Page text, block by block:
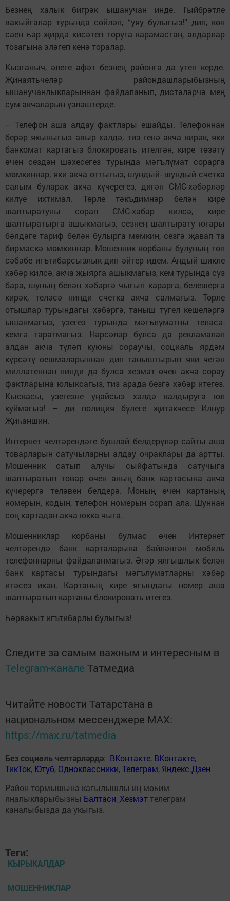
Безнең халык бигрәк ышанучан инде. Гыйбрәтле
вакыйгалар турында сөйләп, “уяу булыгыз!” дип, көн
саен һәр җирдә кисәтеп торуга карамастан, алдарлар
тозагына эләгеп кенә торалар.
Кызганыч, әлеге афәт безнең районга да үтеп керде.
Җинаятьчеләр райондашларыбызның
ышанучанлыкларыннан файдаланып, дистәләрчә мең
сум акчаларын үзләштерде.
– Телефон аша алдау фактлары ешайды. Телефоннан
берәр якыныгыз авыр хәлдә, тиз генә акча кирәк, яки
банкомат картагыз блокировать ителгән, кире төзәтү
өчен сездән шәхесегез турында мәгълүмат сорарга
мөмкиннәр, яки акча оттыгыз, шундый- шундый счетка
салым буларак акча күчерегез, дигән СМС-хәбәрләр
килүе ихтимал. Төрле тәкъдимнәр белән кире
шалтыратуны сорап СМС-хәбәр килсә, кире
шалтыратырга ашыкмагыз, сезнең шалтырату югары
бәядәге тариф белән булырга мөмкин, сезгә җавап та
бирмәскә мөмкиннәр. Мошенник корбаны булуның төп
сәбәбе игътибарсызлык дип әйтер идем. Андый шикле
хәбәр килсә, акча җыярга ашыкмагыз, кем турында сүз
бара, шуның белән хәбәргә чыгып карарга, белешергә
кирәк, теләсә нинди счетка акча салмагыз. Төрле
отышлар турындагы хәбәргә, таныш түгел кешеләргә
ышанмагыз, үзегез турында мәгълүматны теләсә-
кемгә таратмагыз. Нәрсәләр булса да рекламалап
алдан акча түләп куюны сораучы, социаль ярдәм
күрсәтү оешмаларыннан дип таныштырып яки чегән
милләтеннән нинди дә булса хезмәт өчен акча сорау
фактларына юлыксагыз, тиз арада безгә хәбәр итегез.
Кыскасы, үзегезне уңайсыз хәлдә калдыруга юл
куймагыз! – ди полиция бүлеге җитәкчесе Илнур
Җиһаншин.
Интернет челтәрендәге бушлай белдерүләр сайты аша
товарларын сатучыларны алдау очраклары да артты.
Мошенник сатып алучы сыйфатында сатучыга
шалтыратып товар өчен аның банк картасына акча
күчерергә теләвен белдерә. Моның өчен картаның
номерын, кодын, телефон номерын сорап ала. Шуннан
соң картадан акча юкка чыга.
Мошенниклар корбаны булмас өчен Интернет
челтәрендә банк карталарына бәйләнгән мобиль
телефоннарны файдаланмагыз. Әгәр ялгышлык белән
банк картасы турындагы мәгълүматларны хәбәр
итәсез икән. Картаның кире ягындагы номер аша
шалтыратып картаны блокировать итегез.
Һәрвакыт игътибарлы булыгыз!
Следите за самым важным и интересным в
Telegram-канале Татмедиа
Читайте новости Татарстана в
национальном мессенджере MАХ:
https://max.ru/tatmedia
Без социаль челтәрләрдә: ВКонтакте, ВКонтакте,
ТикТок, Ютуб, Одноклассники,Телеграм, Яндекс.Дзен
Район тормышына кагылышлы иң мөһим
яңалыкларыбызны Балтаси_Хезмэт телеграм
каналыбызда да укыгыз.
Теги:
КЫРЫКАЛДАР
МОШЕННИКЛАР